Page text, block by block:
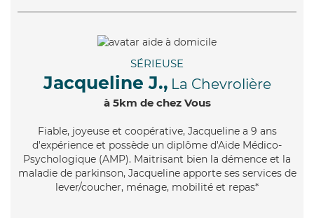
SÉRIEUSE
Jacqueline J., La Chevrolière
à 5km de chez Vous
Fiable, joyeuse et coopérative, Jacqueline a 9 ans
d'expérience et possède un diplôme d'Aide Médico-
Psychologique (AMP). Maitrisant bien la démence et la
maladie de parkinson, Jacqueline apporte ses services de
lever/coucher, ménage, mobilité et repas*